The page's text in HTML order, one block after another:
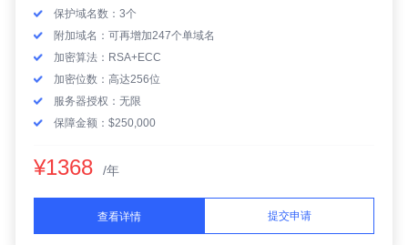
保护域名数：3个
附加域名：可再增加247个单域名
加密算法：RSA+ECC
加密位数：高达256位
服务器授权：无限
保障金额：$250,000
¥1368 /年
查看详情 提交申请